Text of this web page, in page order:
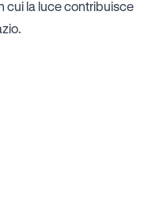
cui la luce contribuisce